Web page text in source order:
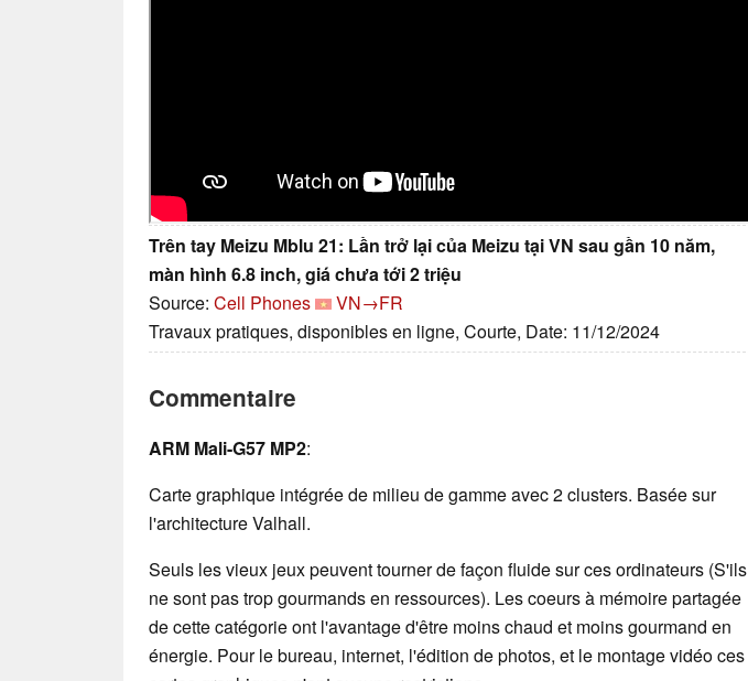
Trên tay Meizu Mblu 21: Lần trở lại của Meizu tại VN sau gần 10 năm,
màn hình 6.8 inch, giá chưa tới 2 triệu
Source: Cell Phones
VN→FR
Travaux pratiques, disponibles en ligne, Courte, Date: 11/12/2024
Commentaire
ARM Mali-G57 MP2:
Carte graphique intégrée de milieu de gamme avec 2 clusters. Basée sur
l'architecture Valhall.
Seuls les vieux jeux peuvent tourner de façon fluide sur ces ordinateurs (S'ils
ne sont pas trop gourmands en ressources). Les coeurs à mémoire partagée
de cette catégorie ont l'avantage d'être moins chaud et moins gourmand en
énergie. Pour le bureau, internet, l'édition de photos, et le montage vidéo ces